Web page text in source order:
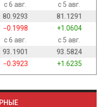
с 6 авг.
с 5 авг.
80.9293
81.1291
−0.1998
+1.0604
с 6 авг.
с 5 авг.
93.1901
93.5824
−0.3923
+1.6235